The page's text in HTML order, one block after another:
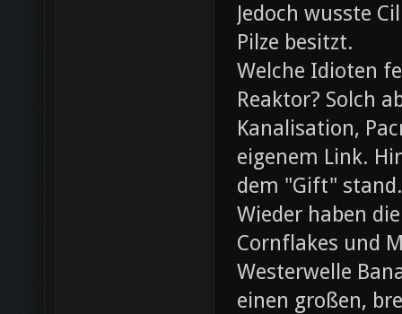
Jedoch wusste
Pilze besitzt.
Welche Idioten
Reaktor? Solch
Kanalisation,
eigenem Link.
dem "Gift" stand.
Wieder haben
Cornflakes und
Westerwelle
einen großen,